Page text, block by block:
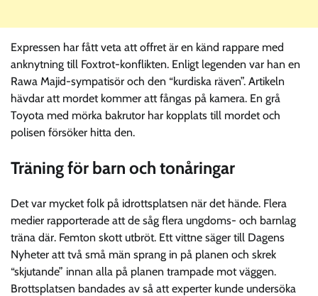
Expressen har fått veta att offret är en känd rappare med
anknytning till Foxtrot-konflikten. Enligt legenden var han en
Rawa Majid-sympatisör och den “kurdiska räven”. Artikeln
hävdar att mordet kommer att fångas på kamera. En grå
Toyota med mörka bakrutor har kopplats till mordet och
polisen försöker hitta den.
Träning för barn och tonåringar
Det var mycket folk på idrottsplatsen när det hände. Flera
medier rapporterade att de såg flera ungdoms- och barnlag
träna där. Femton skott utbröt. Ett vittne säger till Dagens
Nyheter att två små män sprang in på planen och skrek
“skjutande” innan alla på planen trampade mot väggen.
Brottsplatsen bandades av så att experter kunde undersöka